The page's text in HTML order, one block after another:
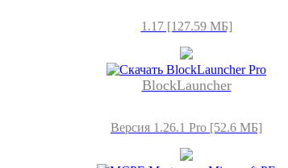
1.17 [127.59 МБ]
BlockLauncher
Версия 1.26.1 Pro [52.6 МБ]